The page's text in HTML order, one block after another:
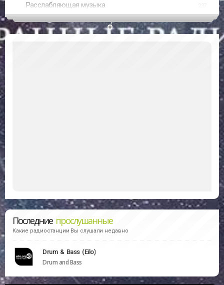
Расслабляющая музыка
Последние прослушанные
Какие радиостанции Вы слушали недавно
Drum & Bass (Eilo)
Drum and Bass